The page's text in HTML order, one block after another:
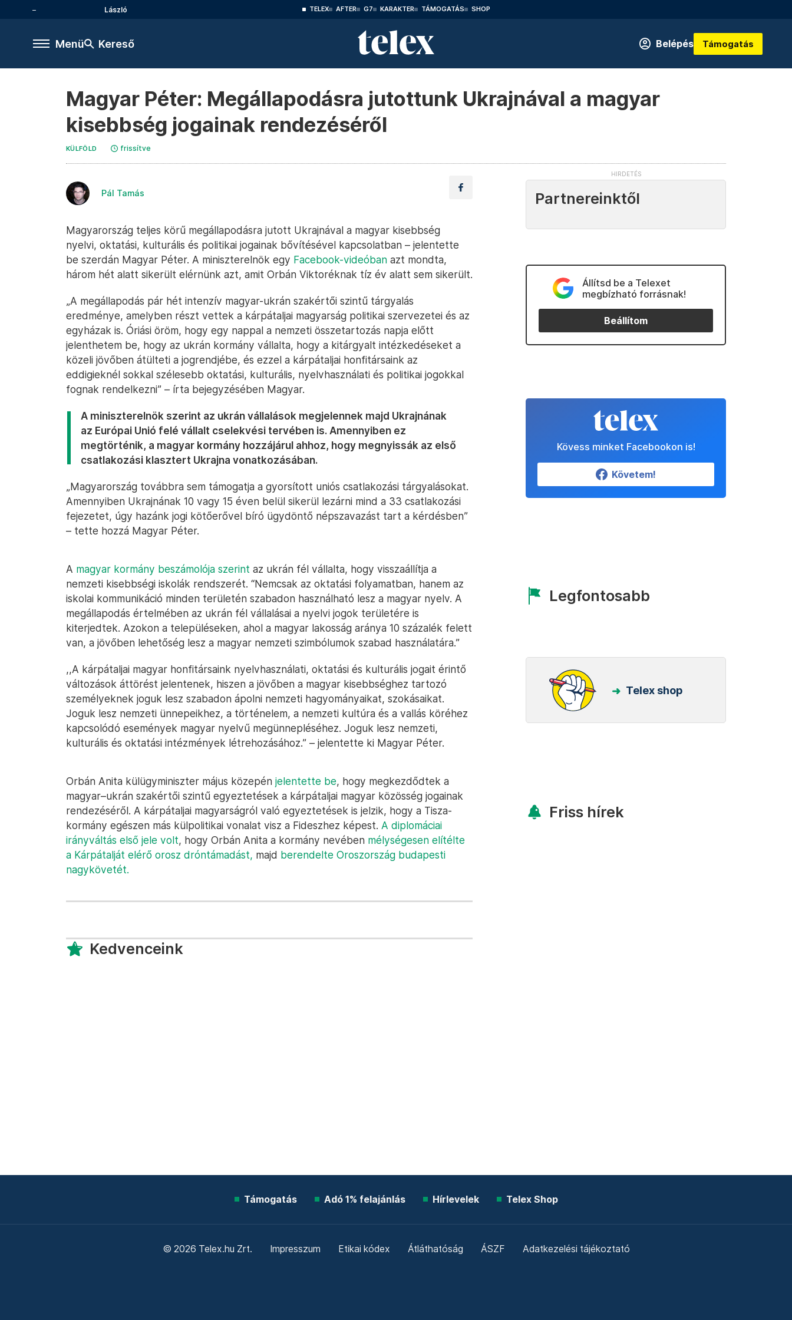
László TELEX AFTER G7 KARAKTER TÁMOGATÁS SHOP
Menü Kereső Belépés Támogatás
Magyar Péter: Megállapodásra jutottunk Ukrajnával a magyar
kisebbség jogainak rendezéséről
KÜLFÖLD frissítve
Pál Tamás
Magyarország teljes körű megállapodásra jutott Ukrajnával a magyar kisebbség
nyelvi, oktatási, kulturális és politikai jogainak bővítésével kapcsolatban – jelentette
be szerdán Magyar Péter. A miniszterelnök egy Facebook-videóban azt mondta,
három hét alatt sikerült elérnünk azt, amit Orbán Viktoréknak tíz év alatt sem sikerült.
„A megállapodás pár hét intenzív magyar-ukrán szakértői szintű tárgyalás
eredménye, amelyben részt vettek a kárpátaljai magyarság politikai szervezetei és az
egyházak is. Óriási öröm, hogy egy nappal a nemzeti összetartozás napja előtt
jelenthetem be, hogy az ukrán kormány vállalta, hogy a kitárgyalt intézkedéseket a
közeli jövőben átülteti a jogrendjébe, és ezzel a kárpátaljai honfitársaink az
eddigieknél sokkal szélesebb oktatási, kulturális, nyelvhasználati és politikai jogokkal
fognak rendelkezni” – írta bejegyzésében Magyar.
A miniszterelnök szerint az ukrán vállalások megjelennek majd Ukrajnának
az Európai Unió felé vállalt cselekvési tervében is. Amennyiben ez
megtörténik, a magyar kormány hozzájárul ahhoz, hogy megnyissák az első
csatlakozási klasztert Ukrajna vonatkozásában.
„Magyarország továbbra sem támogatja a gyorsított uniós csatlakozási tárgyalásokat.
Amennyiben Ukrajnának 10 vagy 15 éven belül sikerül lezárni mind a 33 csatlakozási
fejezetet, úgy hazánk jogi kötőerővel bíró ügydöntő népszavazást tart a kérdésben”
– tette hozzá Magyar Péter.
A magyar kormány beszámolója szerint az ukrán fél vállalta, hogy visszaállítja a
nemzeti kisebbségi iskolák rendszerét. “Nemcsak az oktatási folyamatban, hanem az
iskolai kommunikáció minden területén szabadon használható lesz a magyar nyelv. A
megállapodás értelmében az ukrán fél vállalásai a nyelvi jogok területére is
kiterjedtek. Azokon a településeken, ahol a magyar lakosság aránya 10 százalék felett
van, a jövőben lehetőség lesz a magyar nemzeti szimbólumok szabad használatára.”
,,A kárpátaljai magyar honfitársaink nyelvhasználati, oktatási és kulturális jogait érintő
változások áttörést jelentenek, hiszen a jövőben a magyar kisebbséghez tartozó
személyeknek joguk lesz szabadon ápolni nemzeti hagyományaikat, szokásaikat.
Joguk lesz nemzeti ünnepeikhez, a történelem, a nemzeti kultúra és a vallás köréhez
kapcsolódó események magyar nyelvű megünnepléséhez. Joguk lesz nemzeti,
kulturális és oktatási intézmények létrehozásához.” – jelentette ki Magyar Péter.
Orbán Anita külügyminiszter május közepén jelentette be, hogy megkezdődtek a
magyar–ukrán szakértői szintű egyeztetések a kárpátaljai magyar közösség jogainak
rendezéséről. A kárpátaljai magyarságról való egyeztetések is jelzik, hogy a Tisza-
kormány egészen más külpolitikai vonalat visz a Fideszhez képest. A diplomáciai
irányváltás első jele volt, hogy Orbán Anita a kormány nevében mélységesen elítélte
a Kárpátalját elérő orosz dróntámadást, majd berendelte Oroszország budapesti
nagykövetét.
Kedvenceink
Partnereinktől
Állítsd be a Telexet
megbízható forrásnak!
Beállítom
Kövess minket Facebookon is!
Követem!
Legfontosabb
Telex shop
Friss hírek
Támogatás Adó 1% felajánlás Hírlevelek Telex Shop
© 2026 Telex.hu Zrt. Impresszum Etikai kódex Átláthatóság ÁSZF Adatkezelési tájékoztató